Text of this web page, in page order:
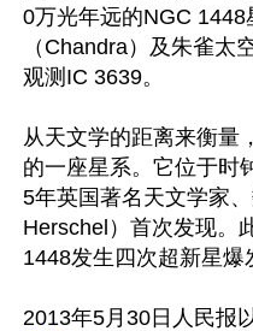
0万光年远的NGC
（Chandra）及朱雀太
观测IC 3639。
从天文学的距离来衡量
的一座星系。它位于时
5年英国著名天文学家
Herschel）首次发现。
1448发生四次超新星爆
2013年5月30日人民报